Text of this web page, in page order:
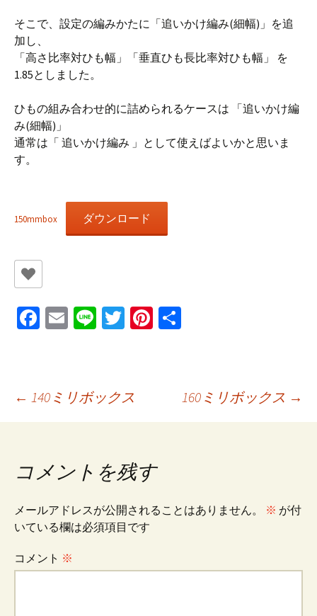
そこで、設定の編みかたに「追いかけ編み(細幅)」を追
加し、
「高さ比率対ひも幅」「垂直ひも長比率対ひも幅」 を
1.85としました。
ひもの組み合わせ的に詰められるケースは 「追いかけ編
み(細幅)」
通常は「 追いかけ編み 」として使えばよいかと思いま
す。
150mmbox ダウンロード
Fa
o
o
k
E
l
Li T
er
Pi
投
ナ
ビ
ゲ
← 140ミリボックス 160ミリボックス →
コメントを残す
メールアドレスが公開されることはありません。 ※ が付
いている欄は必須項目です
コメント ※